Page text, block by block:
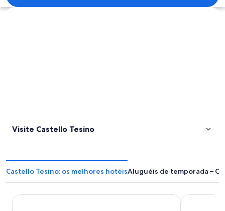
Explorar mapa
Visite Castello Tesino
Castello Tesino: os melhores hotéisAluguéis de temporada –
Golden Park Resort X Alp Hotel